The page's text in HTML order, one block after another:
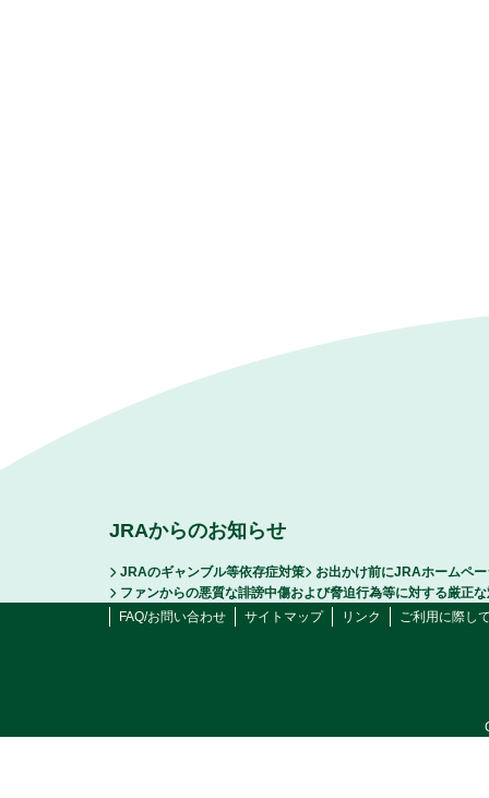
JRAからのお知らせ
JRAのギャンブル等依存症対策
お出かけ前にJRAホームペ
ファンからの悪質な誹謗中傷および脅迫行為等に対する厳正
FAQ/お問い合わせ
サイトマップ リンク ご利用に際し